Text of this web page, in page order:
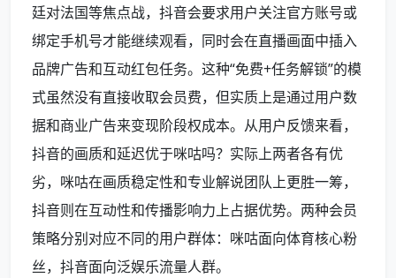
廷对法国等焦点战，抖音会要求用户关注官方账号或
绑定手机号才能继续观看，同时会在直播画面中插入
品牌广告和互动红包任务。这种“免费+任务解锁”的模
式虽然没有直接收取会员费，但实质上是通过用户数
据和商业广告来变现阶段权成本。从用户反馈来看，
抖音的画质和延迟优于咪咕吗？实际上两者各有优
劣，咪咕在画质稳定性和专业解说团队上更胜一筹，
抖音则在互动性和传播影响力上占据优势。两种会员
策略分别对应不同的用户群体：咪咕面向体育核心粉
丝，抖音面向泛娱乐流量人群。